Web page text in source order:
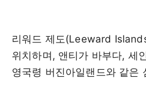
리워드 제도(Leeward
위치하며, 앤티가 바부다, 세
영국령 버진아일랜드와 같은